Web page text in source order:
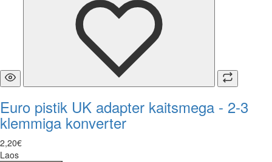
Euro pistik UK adapter kaitsmega - 2-3
klemmiga konverter
2,20€
Laos